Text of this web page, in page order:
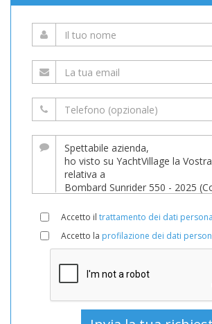
Accetto il trattamento dei dati
Accetto la profilazione dei dati